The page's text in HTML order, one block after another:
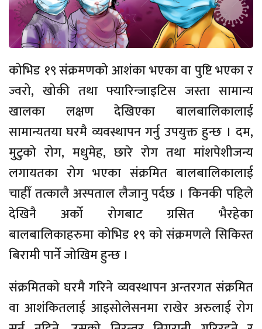
कोभिड १९ संक्रमणको आशंका भएका वा पुष्टि भएका र
ज्वरो, खोकी तथा फ्यारिन्जाइटिस जस्ता सामान्य
खालका लक्षण देखिएका बालबालिकालाई
सामान्यतया घरमै व्यवस्थापन गर्नु उपयुक्त हुन्छ । दम,
मुटुको रोग, मधुमेह, छारे रोग तथा मांशपेशीजन्य
लगायतका रोग भएका संक्रमित बालबालिकालाई
चाहीँ तत्कालै अस्पताल लैजानु पर्दछ । किनकी पहिले
देखिनै अर्को रोगबाट ग्रसित भैरहेका
बालबालिकाहरुमा कोभिड १९ को संक्रमणले सिकिस्त
बिरामी पार्ने जोखिम हुन्छ ।
संक्रमितको घरमै गरिने व्यवस्थापन अन्तरगत संक्रमित
वा आशंकितलाई आइसोलेसनमा राखेर अरुलाई रोग